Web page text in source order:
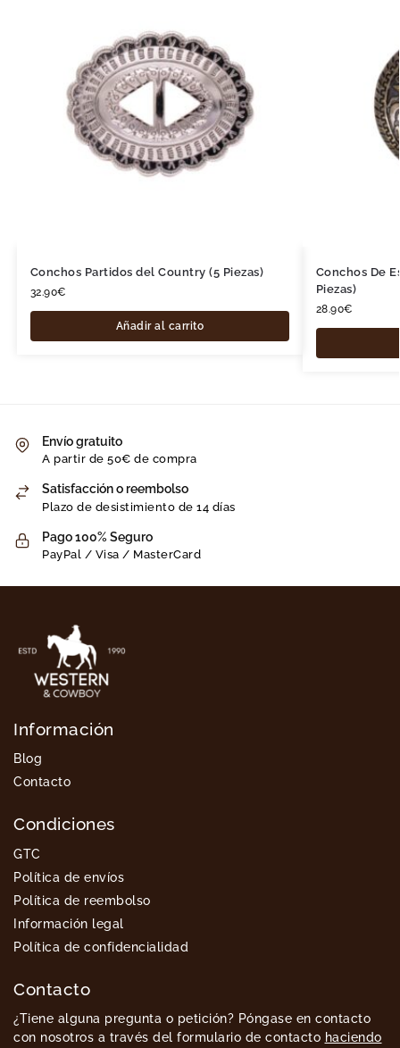
Conchos Partidos del Country (5 Piezas)
32.90€
Añadir al carrito
Conchos De
Piezas)
28.90€
Envío gratuito
A partir de 50€ de compra
Satisfacción o reembolso
Plazo de desistimiento de 14 días
Pago 100% Seguro
PayPal / Visa / MasterCard
Información
Blog
Contacto
Condiciones
GTC
Política de envíos
Política de reembolso
Información legal
Política de confidencialidad
Contacto
¿Tiene alguna pregunta o petición? Póngase en contacto
con nosotros a través del formulario de contacto haciendo